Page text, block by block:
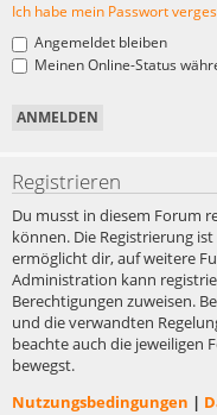
Ich habe mein Passwort
Angemeldet bleiben
Meinen Online-Status
Registrieren
Du musst in diesem Forum
können. Die Registrierung
ermöglicht dir, auf weitere
Administration kann
Berechtigungen zuweisen.
und die verwandten
beachte auch die jeweiligen
bewegst.
Nutzungsbedingungen |